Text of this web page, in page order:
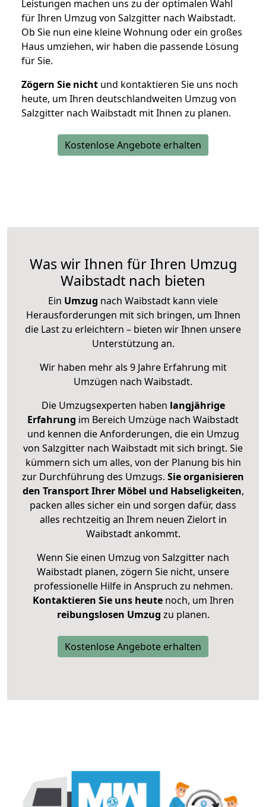
Leistungen machen uns zu der optimalen Wahl
für Ihren Umzug von Salzgitter nach Waibstadt.
Ob Sie nun eine kleine Wohnung oder ein großes
Haus umziehen, wir haben die passende Lösung
für Sie.
Zögern Sie nicht und kontaktieren Sie uns noch
heute, um Ihren deutschlandweiten Umzug von
Salzgitter nach Waibstadt mit Ihnen zu planen.
Kostenlose Angebote erhalten
Was wir Ihnen für Ihren Umzug
Waibstadt nach bieten
Ein Umzug nach Waibstadt kann viele
Herausforderungen mit sich bringen, um Ihnen
die Last zu erleichtern – bieten wir Ihnen unsere
Unterstützung an.
Wir haben mehr als 9 Jahre Erfahrung mit
Umzügen nach Waibstadt.
Die Umzugsexperten haben langjährige
Erfahrung im Bereich Umzüge nach Waibstadt
und kennen die Anforderungen, die ein Umzug
von Salzgitter nach Waibstadt mit sich bringt. Sie
kümmern sich um alles, von der Planung bis hin
zur Durchführung des Umzugs. Sie organisieren
den Transport Ihrer Möbel und Habseligkeiten,
packen alles sicher ein und sorgen dafür, dass
alles rechtzeitig an Ihrem neuen Zielort in
Waibstadt ankommt.
Wenn Sie einen Umzug von Salzgitter nach
Waibstadt planen, zögern Sie nicht, unsere
professionelle Hilfe in Anspruch zu nehmen.
Kontaktieren Sie uns heutenoch, um Ihren
reibungslosen Umzug zu planen.
Kostenlose Angebote erhalten